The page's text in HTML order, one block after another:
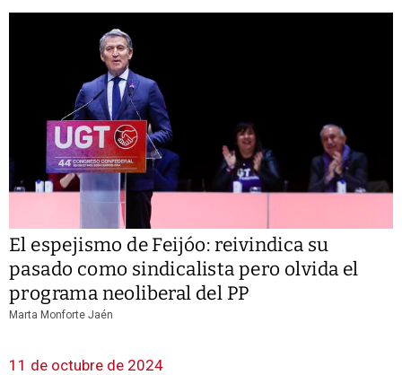
El espejismo de Feijóo: reivindica su
pasado como sindicalista pero olvida el
programa neoliberal del PP
Marta Monforte Jaén
11 de octubre de 2024